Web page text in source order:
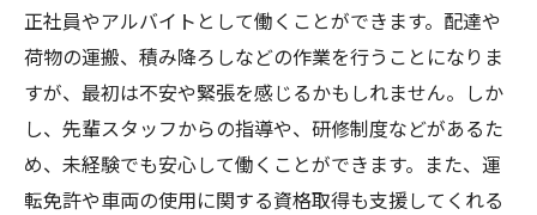
正社員やアルバイトとして働くことができます。配達や
荷物の運搬、積み降ろしなどの作業を行うことになりま
すが、最初は不安や緊張を感じるかもしれません。しか
し、先輩スタッフからの指導や、研修制度などがあるた
め、未経験でも安心して働くことができます。また、運
転免許や車両の使用に関する資格取得も支援してくれる